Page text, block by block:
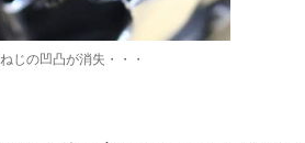
じの凹凸が消失・・・